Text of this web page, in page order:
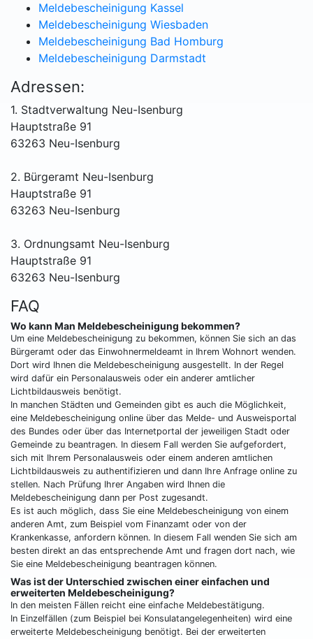
Meldebescheinigung Kassel
Meldebescheinigung Wiesbaden
Meldebescheinigung Bad Homburg
Meldebescheinigung Darmstadt
Adressen:
1. Stadtverwaltung Neu-Isenburg
Hauptstraße 91
63263 Neu-Isenburg
2. Bürgeramt Neu-Isenburg
Hauptstraße 91
63263 Neu-Isenburg
3. Ordnungsamt Neu-Isenburg
Hauptstraße 91
63263 Neu-Isenburg
FAQ
Wo kann Man Meldebescheinigung bekommen?
Um eine Meldebescheinigung zu bekommen, können Sie sich an das
Bürgeramt oder das Einwohnermeldeamt in Ihrem Wohnort wenden.
Dort wird Ihnen die Meldebescheinigung ausgestellt. In der Regel
wird dafür ein Personalausweis oder ein anderer amtlicher
Lichtbildausweis benötigt.
In manchen Städten und Gemeinden gibt es auch die Möglichkeit,
eine Meldebescheinigung online über das Melde- und Ausweisportal
des Bundes oder über das Internetportal der jeweiligen Stadt oder
Gemeinde zu beantragen. In diesem Fall werden Sie aufgefordert,
sich mit Ihrem Personalausweis oder einem anderen amtlichen
Lichtbildausweis zu authentifizieren und dann Ihre Anfrage online zu
stellen. Nach Prüfung Ihrer Angaben wird Ihnen die
Meldebescheinigung dann per Post zugesandt.
Es ist auch möglich, dass Sie eine Meldebescheinigung von einem
anderen Amt, zum Beispiel vom Finanzamt oder von der
Krankenkasse, anfordern können. In diesem Fall wenden Sie sich am
besten direkt an das entsprechende Amt und fragen dort nach, wie
Sie eine Meldebescheinigung beantragen können.
Was ist der Unterschied zwischen einer einfachen und
erweiterten Meldebescheinigung?
In den meisten Fällen reicht eine einfache Meldebestätigung.
In Einzelfällen (zum Beispiel bei Konsulatangelegenheiten) wird eine
erweiterte Meldebescheinigung benötigt. Bei der erweiterten